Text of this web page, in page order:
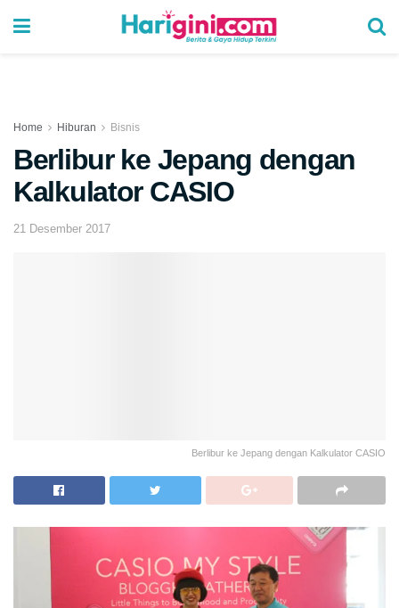
Home Hiburan Bisnis
Berlibur ke Jepang dengan
Kalkulator CASIO
21 Desember 2017
Berlibur ke Jepang dengan Kalkulator CASIO